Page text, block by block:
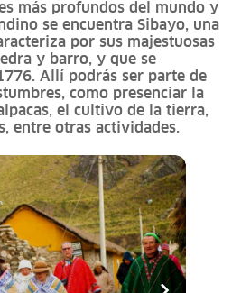
más profundos del mundo y
se encuentra Sibayo, una
por sus majestuosas
y barro, y que se
Allí podrás ser parte de
como presenciar la
el cultivo de la tierra,
entre otras actividades.